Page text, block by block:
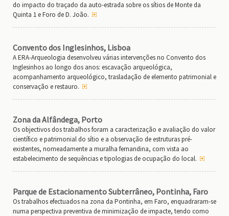
do impacto do traçado da auto-estrada sobre os sítios de Monte da
Quinta 1 e Foro de D. João.
Convento dos Inglesinhos, Lisboa
A ERA-Arqueologia desenvolveu várias intervenções no Convento dos
Inglesinhos ao longo dos anos: escavação arqueológica,
acompanhamento arqueológico, trasladação de elemento patrimonial e
conservação e restauro.
Zona da Alfândega, Porto
Os objectivos dos trabalhos foram a caracterização e avaliação do valor
científico e patrimonial do sítio e a observação de estruturas pré-
existentes, nomeadamente a muralha fernandina, com vista ao
estabelecimento de sequências e tipologias de ocupação do local.
Parque de Estacionamento Subterrâneo, Pontinha, Faro
Os trabalhos efectuados na zona da Pontinha, em Faro, enquadraram-se
numa perspectiva preventiva de minimização de impacte, tendo como